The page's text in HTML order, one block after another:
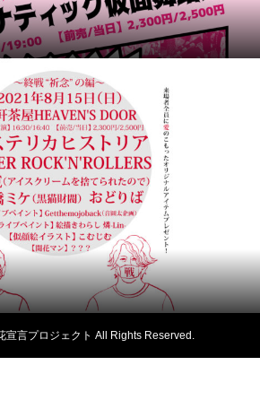
宣言プロジェクト All Rights Reserved.